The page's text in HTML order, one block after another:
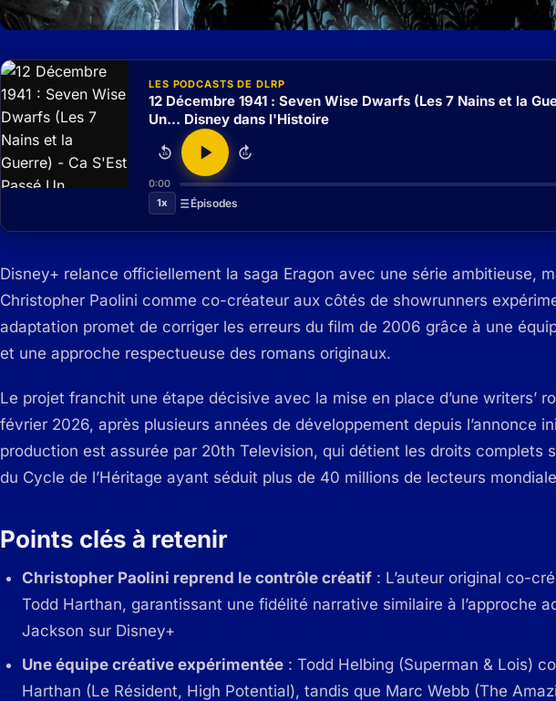
LES PODCASTS DE DLRP
12 Décembre 1941 : Seven Wise Dwarfs (Les 7 Nains et la
Un... Disney dans l'Histoire
15 15
0:00
1x
Épisodes
Disney+ relance officiellement la saga Eragon avec une série ambitieuse,
Christopher Paolini comme co-créateur aux côtés de showrunners
adaptation promet de corriger les erreurs du film de 2006 grâce à une
et une approche respectueuse des romans originaux.
Le projet franchit une étape décisive avec la mise en place d’une writers’
février 2026, après plusieurs années de développement depuis l’annonce
production est assurée par 20th Television, qui détient les droits complets
du Cycle de l’Héritage ayant séduit plus de 40 millions de lecteurs
Points clés à retenir
Christopher Paolini reprend le contrôle créatif : L’auteur original co-
Todd Harthan, garantissant une fidélité narrative similaire à l’approche
Jackson sur Disney+
Une équipe créative expérimentée : Todd Helbing (Superman & Lois)
Harthan (Le Résident, High Potential), tandis que Marc Webb (The